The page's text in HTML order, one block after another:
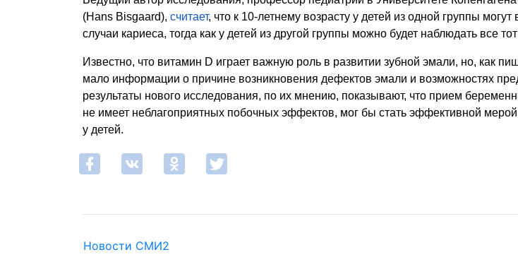
(Hans Bisgaard), считает, что к 10-летнему возрасту у детей из одной группы
случаи кариеса, тогда как у детей из другой группы можно будет наблюдать все
Известно, что витамин D играет важную роль в развитии зубной эмали, но, как
мало информации о причине возникновения дефектов эмали и возможностях
результаты нового исследования, по их мнению, показывают, что прием
не имеет неблагоприятных побочных эффектов, мог бы стать эффективной
у детей.
Новости СМИ2